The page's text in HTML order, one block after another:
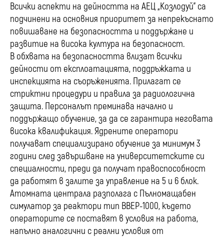
Всички аспекти на дейността на АЕЦ „Козлодуй” са
подчинени на основния приоритет за непрекъснато
повишаване на безопасността и поддържане и
развитие на висока култура на безопасност.
В обхвата на безопасността влизат всички
дейности от експлоатацията, поддръжката и
инспекцията на съоръженията. Прилагат се
стриктни процедури и правила за радиологична
защита. Персоналът преминава начално и
поддържащо обучение, за да се гарантира неговата
висока квалификация. Ядрените оператори
получават специализирано обучение за минимум 3
години след завършване на университетските си
специалности, преди да получат правоспособност
да работят в залите за управление на 5 и 6 блок.
Атомната централа разполага с Пълномащабен
симулатор за реактори тип ВВЕР-1000, където
операторите се поставят в условия на работа,
напълно аналогични с реални условия от